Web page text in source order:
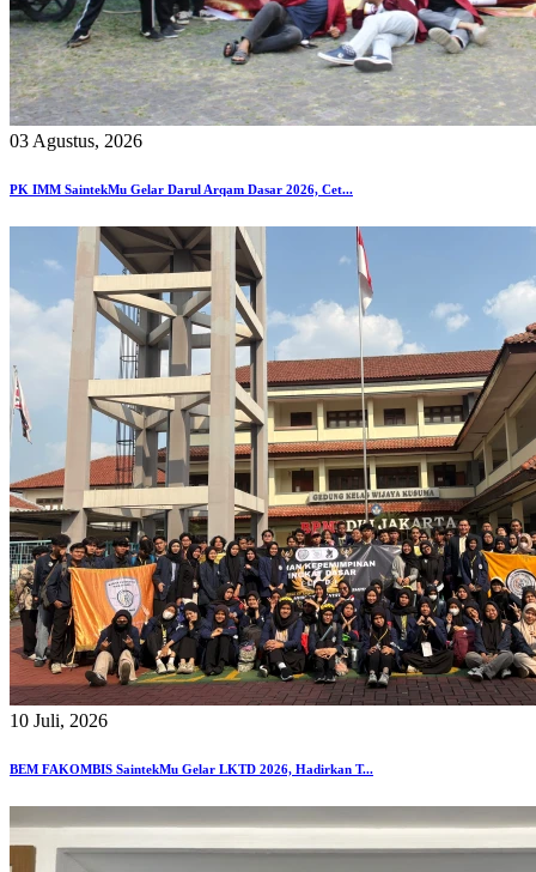
03 Agustus, 2026
PK IMM SaintekMu Gelar Darul Arqam Dasar 2026, Cet...
10 Juli, 2026
BEM FAKOMBIS SaintekMu Gelar LKTD 2026, Hadirkan T...